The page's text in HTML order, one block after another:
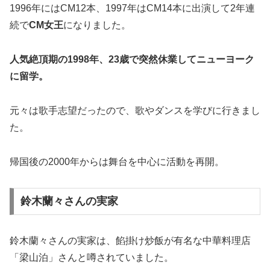
1996年にはCM12本、1997年はCM14本に出演して2年連
続でCM女王になりました。
人気絶頂期の1998年、23歳で突然休業してニューヨーク
に留学。
元々は歌手志望だったので、歌やダンスを学びに行きまし
た。
帰国後の2000年からは舞台を中心に活動を再開。
鈴木蘭々さんの実家
鈴木蘭々さんの実家は、餡掛け炒飯が有名な中華料理店
「梁山泊」さんと噂されていました。